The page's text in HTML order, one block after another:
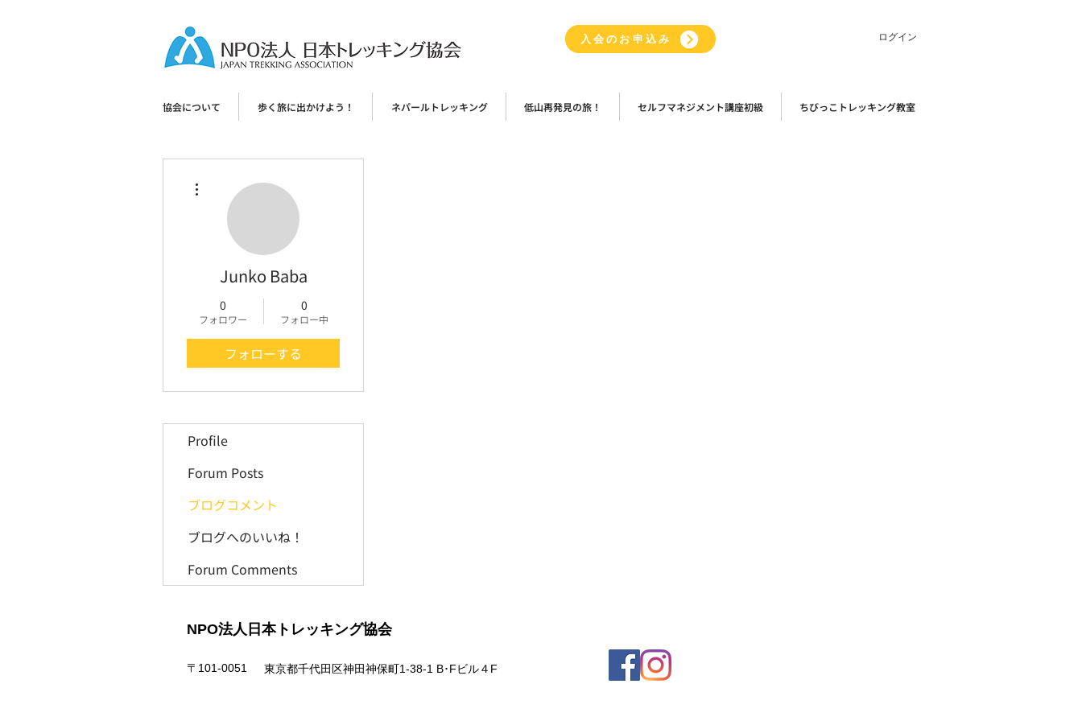
入会のお申込み ログイン
協会について 歩く旅に出かけよう！ ネパールトレッキング 低山再発見の旅！ セルフマネジメント講座初級 ちびっこトレッキング教室
Junko Baba
0
フォロワー
0
フォロー中
フォローする
Profile
Forum Posts
ブログコメント
ブログへのいいね！
Forum Comments
NPO法人日本トレッキング協会
〒101-0051 東京都千代田区神田神保町1-38-1 B･Fビル４F